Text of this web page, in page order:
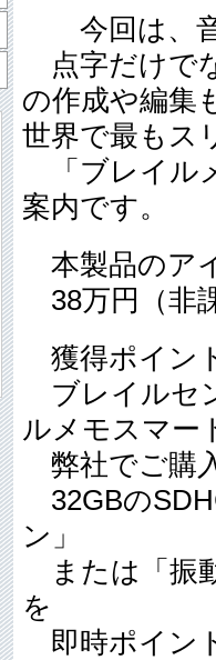
今回は、音
点字だけで
の作成や編集
世界で最もス
「ブレイル
案内です。
本製品のア
38万円（非
獲得ポイン
ブレイルセ
ルメモスマー
弊社でご購
32GBの
ン」
または「振
を
即時ポイン